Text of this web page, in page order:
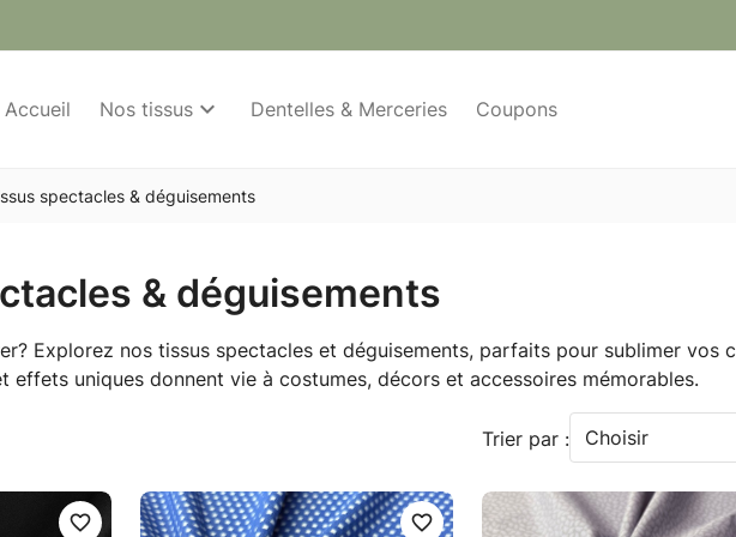
Accueil Nos tissus Dentelles & Merceries Coupons
spectacles & déguisements
& déguisements
Explorez nos tissus spectacles et déguisements, parfaits pour sublimer vos
effets uniques donnent vie à costumes, décors et accessoires mémorables.
Trier par : Choisir
favorite_border favorite_border